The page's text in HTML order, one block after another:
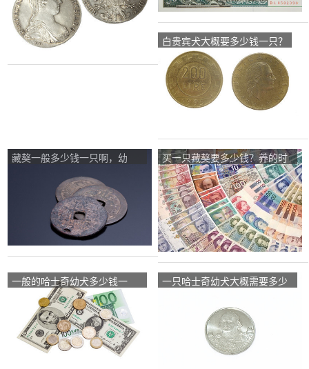
白贵宾犬大概要多少钱一只？
藏獒一般多少钱一只啊，幼
买一只藏獒要多少钱？养的时
候要什么费用？
一般的哈士奇幼犬多少钱一
一只哈士奇幼犬大概需要多少